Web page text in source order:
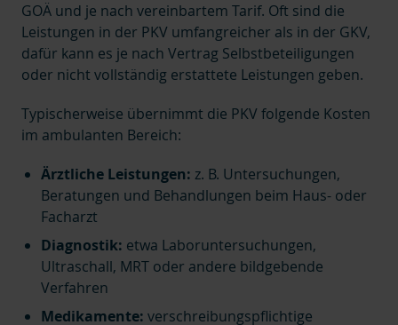
GOÄ und je nach vereinbartem Tarif. Oft sind die
Leistungen in der PKV umfangreicher als in der GKV,
dafür kann es je nach Vertrag Selbstbeteiligungen
oder nicht vollständig erstattete Leistungen geben.
Typischerweise übernimmt die PKV folgende Kosten
im ambulanten Bereich:
Ärztliche Leistungen: z. B. Untersuchungen,
Beratungen und Behandlungen beim Haus- oder
Facharzt
Diagnostik: etwa Laboruntersuchungen,
Ultraschall, MRT oder andere bildgebende
Verfahren
Medikamente: verschreibungspflichtige